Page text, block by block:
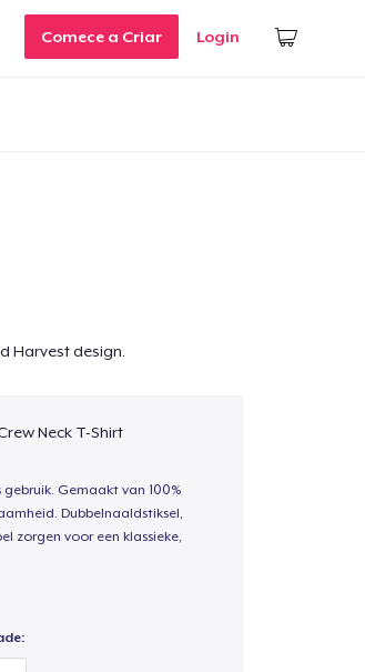
Comece a Criar Login
Harvest design.
Neck T-Shirt
Gemaakt van 100%
Dubbelnaaldstiksel,
zorgen voor een klassieke,